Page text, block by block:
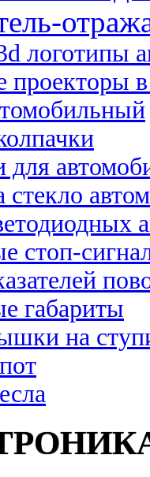
логотипы
проекторы
для
стоп-
габариты
на